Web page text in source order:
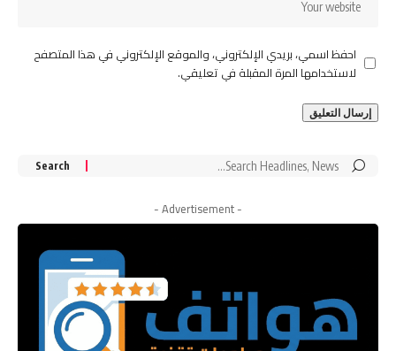
احفظ اسمي، بريدي الإلكتروني، والموقع الإلكتروني في هذا المتصفح
لاستخدامها المرة المقبلة في تعليقي.
Search
- Advertisement -